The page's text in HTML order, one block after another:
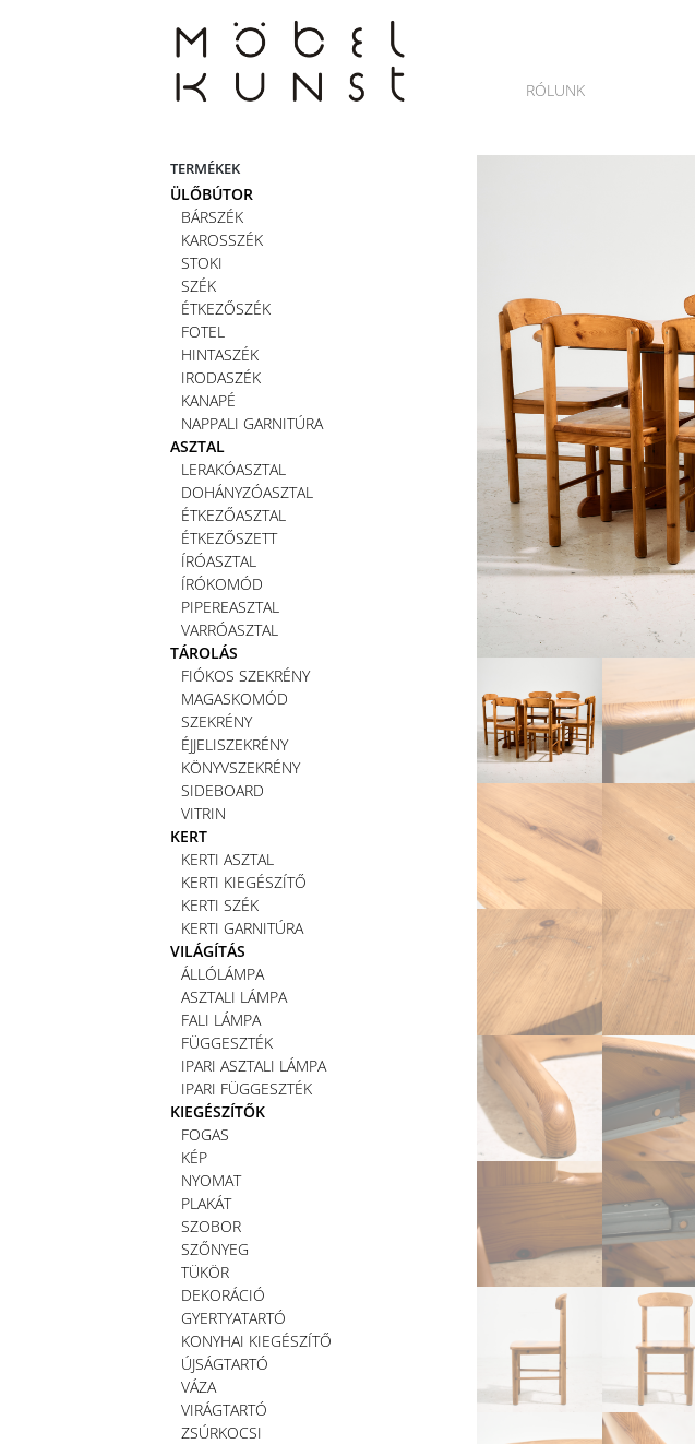
RÓLUNK
TERMÉKEK
ÜLŐBÚTOR
BÁRSZÉK
KAROSSZÉK
STOKI
SZÉK
ÉTKEZŐSZÉK
FOTEL
HINTASZÉK
IRODASZÉK
KANAPÉ
NAPPALI GARNITÚRA
ASZTAL
LERAKÓASZTAL
DOHÁNYZÓASZTAL
ÉTKEZŐASZTAL
ÉTKEZŐSZETT
ÍRÓASZTAL
ÍRÓKOMÓD
PIPEREASZTAL
VARRÓASZTAL
TÁROLÁS
FIÓKOS SZEKRÉNY
MAGASKOMÓD
SZEKRÉNY
ÉJJELISZEKRÉNY
KÖNYVSZEKRÉNY
SIDEBOARD
VITRIN
KERT
KERTI ASZTAL
KERTI KIEGÉSZÍTŐ
KERTI SZÉK
KERTI GARNITÚRA
VILÁGÍTÁS
ÁLLÓLÁMPA
ASZTALI LÁMPA
FALI LÁMPA
FÜGGESZTÉK
IPARI ASZTALI LÁMPA
IPARI FÜGGESZTÉK
KIEGÉSZÍTŐK
FOGAS
KÉP
NYOMAT
PLAKÁT
SZOBOR
SZŐNYEG
TÜKÖR
DEKORÁCIÓ
GYERTYATARTÓ
KONYHAI KIEGÉSZÍTŐ
ÚJSÁGTARTÓ
VÁZA
VIRÁGTARTÓ
ZSÚRKOCSI